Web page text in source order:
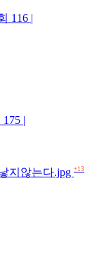
116 |
|
지않는다.jpg +13